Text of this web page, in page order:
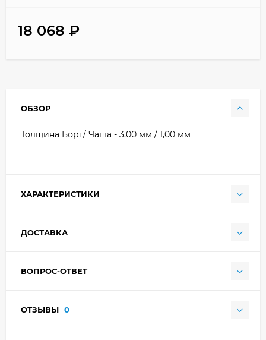
18 068 ₽
ОБЗОР
Толщина Борт/ Чаша - 3,00 мм / 1,00 мм
ХАРАКТЕРИСТИКИ
ДОСТАВКА
ВОПРОС-ОТВЕТ
ОТЗЫВЫ 0